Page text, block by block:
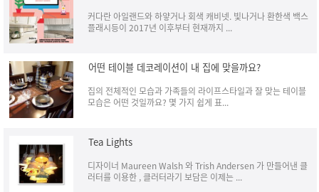
커다란 아일랜드와 하얗거나 회색 캐비넷. 빛나거나 환한색 백스
플래시등이 2017년 이후부터 현재까지 ...
어떤 테이블 데코레이션이 내 집에 맞을까요?
집의 전체적인 모습과 가족들의 라이프스타일과 잘 맞는 테이블
모습은 어떤 것일까요? 몇 가지 쉽게 표...
Tea Lights
디자이너 Maureen Walsh 와 Trish Andersen 가 만들어낸 클
러터를 이용한 , 클러터라기 보담은 이제는 ...